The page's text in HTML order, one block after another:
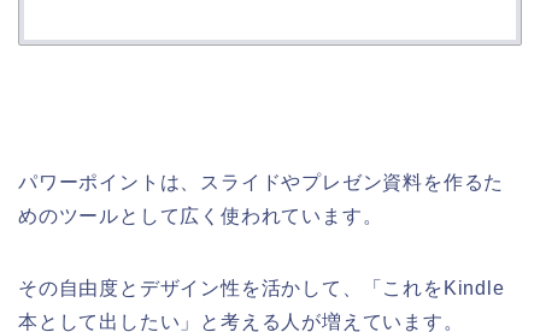
パワーポイントは、スライドやプレゼン資料を作るた
めのツールとして広く使われています。
その自由度とデザイン性を活かして、「これをKindle
本として出したい」と考える人が増えています。